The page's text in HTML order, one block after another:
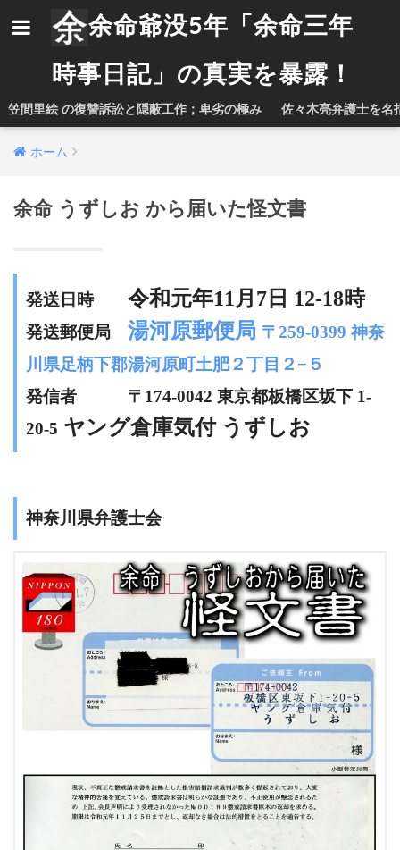
余命爺没5年「余命三年
時事日記」の真実を暴露！
笠間里絵 の復讐訴訟と隠蔽工作；卑劣の極み 佐々木亮弁護士を名
ホーム
余命 うずしお から届いた怪文書
発送日時 令和元年11月7日 12-18時
発送郵便局 湯河原郵便局 〒259-0399 神奈
川県足柄下郡湯河原町土肥２丁目２−５
発信者 〒174-0042 東京都板橋区坂下 1-
20-5 ヤング倉庫気付 うずしお
神奈川県弁護士会